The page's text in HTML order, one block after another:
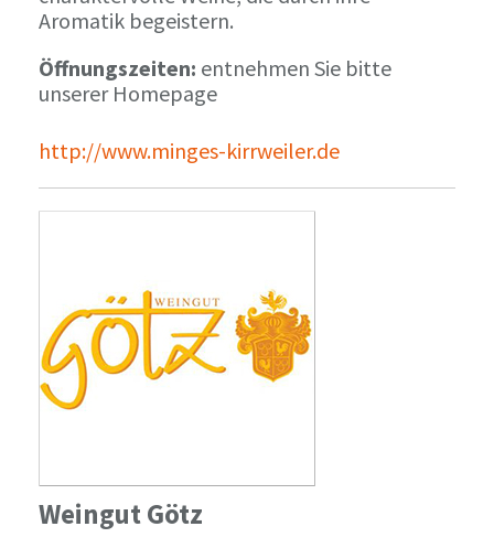
Aromatik begeistern.
Öffnungszeiten: entnehmen Sie bitte
unserer Homepage
http://www.minges-kirrweiler.de
Weingut Götz